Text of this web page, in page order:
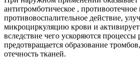
антитромботическое , противоотечное
противовоспалительное действие,
микроциркуляцию крови и
вследствие чего ускоряются процессы
предотвращается образование
отечность тканей.